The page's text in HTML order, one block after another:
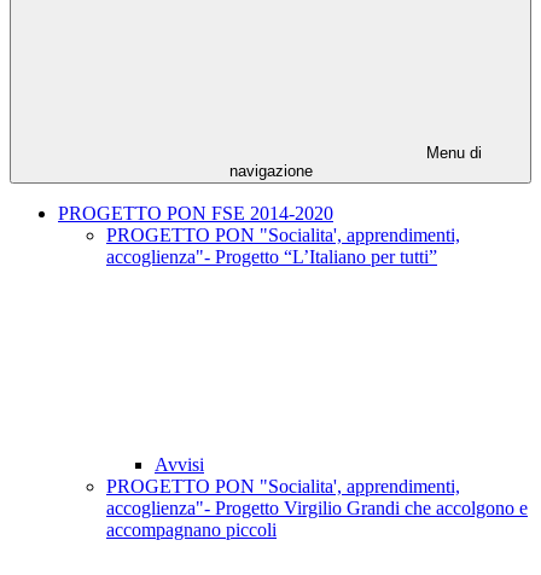
Menu di
navigazione
PROGETTO PON FSE 2014-2020
PROGETTO PON "Socialita', apprendimenti,
accoglienza"- Progetto “L’Italiano per tutti”
Avvisi
PROGETTO PON "Socialita', apprendimenti,
accoglienza"- Progetto Virgilio Grandi che accolgono e
accompagnano piccoli